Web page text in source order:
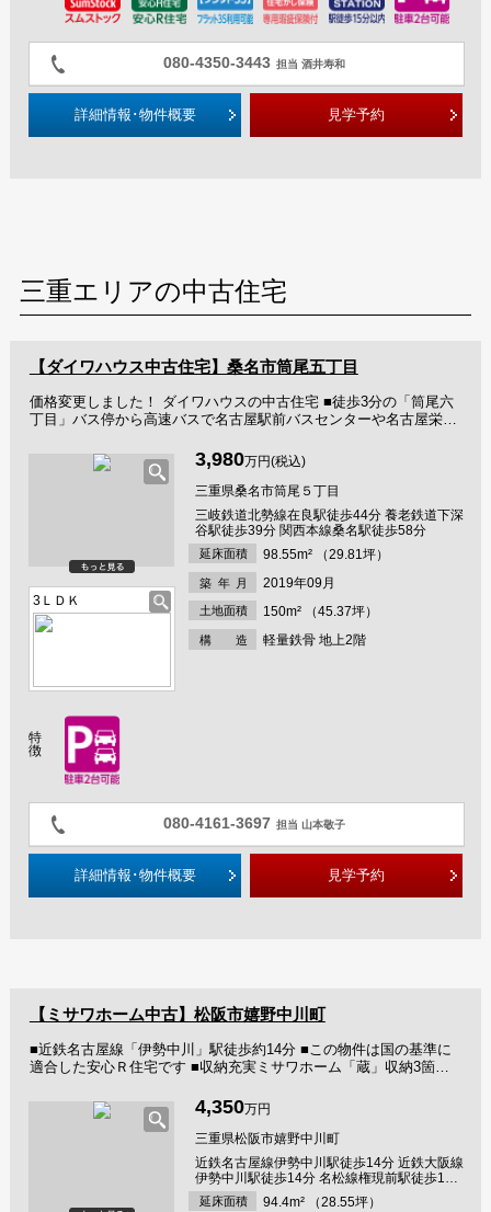
080-4350-3443 担当 酒井寿和
詳細情報･物件概要 見学予約
三重エリアの中古住宅
【ダイワハウス中古住宅】桑名市筒尾五丁目
価格変更しました！ ダイワハウスの中古住宅 ■徒歩3分の「筒尾六
丁目」バス停から高速バスで名古屋駅前バスセンターや名古屋栄ま
東小・陵成中が徒歩10分 ■吹き抜けのある床暖房付きの明るいリビ
ング、収納充実の３ＬＤＫ ■駐車場２台 ■家族の表情がよく分かる
カウンター付きリビング階段 ■キッチンから洗面所まで直通の家事
動線スムーズな間取り ■開放的なリビング階段には多目的に使える
カウンターがあり、家族の会話がはずむ空間 ■桑名高校まで徒歩3
3ＬＤＫ
3,980万円(税込)
三重県桑名市筒尾５丁目
三岐鉄道北勢線在良駅徒歩44分 養老鉄道下深
谷駅徒歩39分 関西本線桑名駅徒歩58分
延床面積 98.55m² （29.81坪）
築年 月 2019年09月
土地面積 150m² （45.37坪）
構 造 軽量鉄骨 地上2階
特
徴
080-4161-3697 担当 山本敬子
詳細情報･物件概要 見学予約
【ミサワホーム中古】松阪市嬉野中川町
■近鉄名古屋線「伊勢中川」駅徒歩約14分 ■この物件は国の基準に
適合した安心Ｒ住宅です ■収納充実ミサワホーム「蔵」収納3箇所
しファミリークローゼットで繋げたこだわりの間取りです ■ひろび
ろ敷地約175坪 ■太陽光発電システムつき ■将来3LDKとして利用可
能 ■駐車場４台分 ■余裕のある敷地に広い庭あり、子供の遊び場や
ドッグランにも利用可能！ ■ミサワホームの保証継承可能(有償
55000円) ■この物件はフラット35適合物件です
4,350万円
三重県松阪市嬉野中川町
近鉄名古屋線伊勢中川駅徒歩14分 近鉄大阪線
伊勢中川駅徒歩14分 名松線権現前駅徒歩19
分延床面積 94.4m² （28.55坪）